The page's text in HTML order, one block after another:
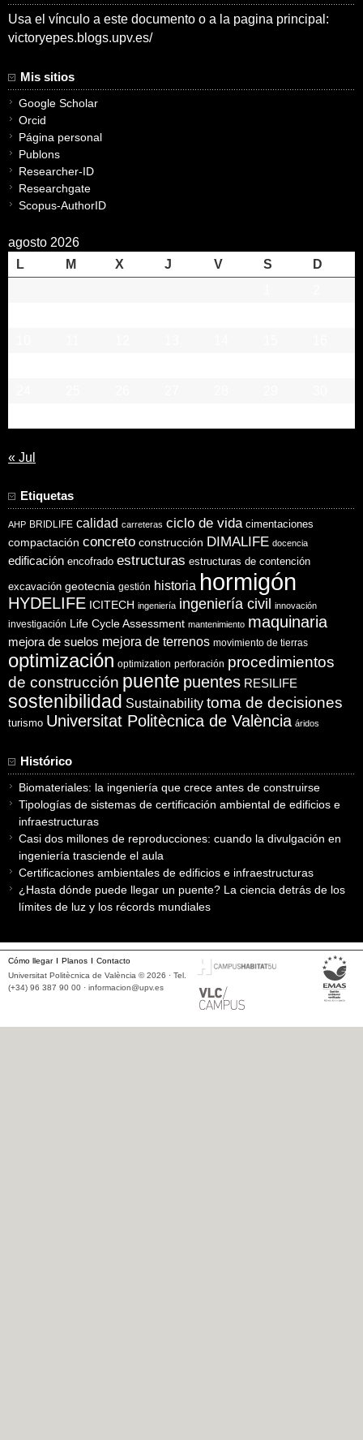
Usa el vínculo a este documento o a la pagina principal:
victoryepes.blogs.upv.es/
Mis sitios
Google Scholar
Orcid
Página personal
Publons
Researcher-ID
Researchgate
Scopus-AuthorID
agosto 2026
L
M X J V S
D
« Jul
Etiquetas
AHP BRIDLIFE calidad carreteras ciclo de vida cimentaciones
compactación concreto construcción DIMALIFE docencia
edificación encofrado estructuras estructuras de contención
excavación geotecnia gestión historia hormigón
HYDELIFE ICITECH ingeniería ingeniería civil innovación
investigación Life Cycle Assessment mantenimiento maquinaria
mejora de suelos mejora de terrenos movimiento de tierras
optimización optimization perforación procedimientos
de construcción puente puentes RESILIFE
sostenibilidad Sustainability toma de decisiones
turismo Universitat Politècnica de València áridos
Histórico
Biomateriales: la ingeniería que crece antes de construirse
Tipologías de sistemas de certificación ambiental de edificios e
infraestructuras
Casi dos millones de reproducciones: cuando la divulgación en
ingeniería trasciende el aula
Certificaciones ambientales de edificios e infraestructuras
¿Hasta dónde puede llegar un puente? La ciencia detrás de los
límites de luz y los récords mundiales
Cómo llegar Planos
Contacto
Universitat Politècnica de València © 2026 · Tel.
(+34) 96 387 90 00 · informacion@upv.es